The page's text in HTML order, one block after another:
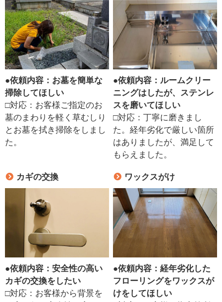
●依頼内容：お墓を簡単な
掃除してほしい
□対応：お客様ご指定のお
墓のまわりを軽く草むしり
とお墓を拭き掃除をしまし
た。
●依頼内容：ルームクリー
ニングはしたが、ステンレ
スを磨いてほしい
□対応：丁寧に磨きまし
た。経年劣化で厳しい箇所
はありましたが、満足して
もらえました。
カギの交換
●依頼内容：安全性の高い
カギの交換をしたい
□対応：お客様から背景を
ワックスがけ
●依頼内容：経年劣化した
フローリングをワックスが
けをしてほしい